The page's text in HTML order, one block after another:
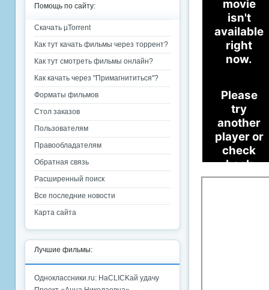
Помощь по сайту:
Скачать µTorrent
Как тут качать фильмы через торрент?
Как тут смотреть фильмы онлайн?
Как качать через "Примагнититься"?
Форматы фильмов
Стол заказов
Пользователям
Правообладателям
Обратная связь
Расширенный поиск
Все последние новости
Карта сайта
Лучшие фильмы:
Одноклассники.ru: НаCLICKай удачу